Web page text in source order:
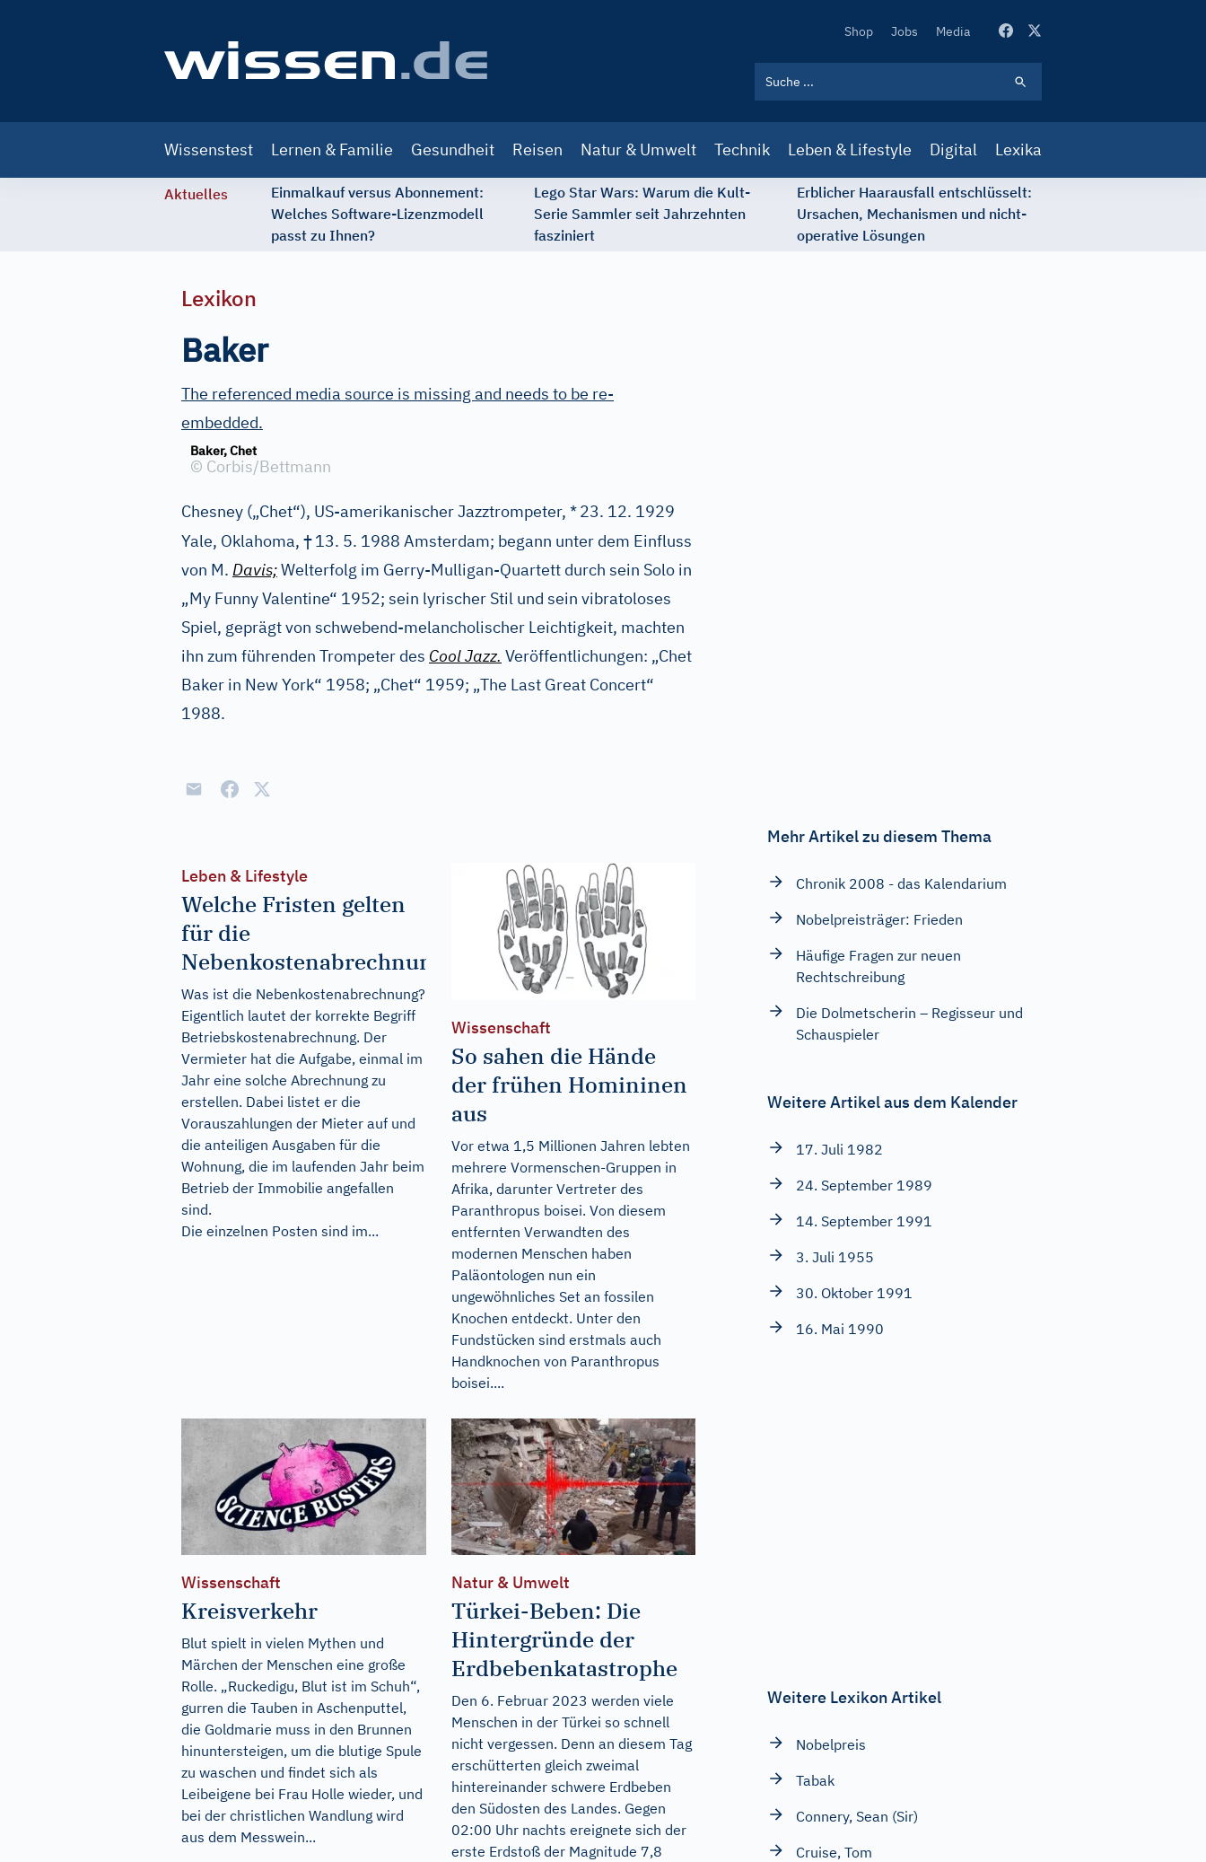
Secondary
Shop Jobs Media
navigation
Wissenstest Lernen & Familie Gesundheit Reisen Natur & Umwelt Technik Leben & Lifestyle Digital Lexika
Aktuelles
Einmalkauf versus Abonnement:
Welches Software-Lizenzmodell
passt zu Ihnen?
Lego Star Wars: Warum die Kult-
Serie Sammler seit Jahrzehnten
fasziniert
Erblicher Haarausfall entschlüsselt:
Ursachen, Mechanismen und nicht-
operative Lösungen
Lexikon
Baker
The referenced media source is missing and needs to be re-
embedded.
Baker, Chet
© Corbis/Bettmann
Chesney („Chet“), US-amerikanischer Jazztrompeter, *23. 12. 1929
Yale, Oklahoma, †13. 5. 1988 Amsterdam; begann unter dem Einfluss
von M. Davis;Welterfolg im Gerry-Mulligan-Quartett durch sein Solo in
„My Funny Valentine“ 1952; sein lyrischer Stil und sein vibratoloses
Spiel, geprägt von schwebend-melancholischer Leichtigkeit, machten
ihn zum führenden Trompeter des Cool Jazz. Veröffentlichungen: „Chet
Baker in New York“ 1958; „Chet“ 1959; „The Last Great Concert“
1988.
Leben & Lifestyle
Welche Fristen gelten
für die
Nebenkostenabrechnung?
Was ist die Nebenkostenabrechnung?
Eigentlich lautet der korrekte Begriff
Betriebskostenabrechnung. Der
Vermieter hat die Aufgabe, einmal im
Jahr eine solche Abrechnung zu
erstellen. Dabei listet er die
Vorauszahlungen der Mieter auf und
die anteiligen Ausgaben für die
Wohnung, die im laufenden Jahr beim
Betrieb der Immobilie angefallen
sind.
Die einzelnen Posten sind im...
Wissenschaft
So sahen die Hände
der frühen Homininen
aus
Vor etwa 1,5 Millionen Jahren lebten
mehrere Vormenschen-Gruppen in
Afrika, darunter Vertreter des
Paranthropus boisei. Von diesem
entfernten Verwandten des
modernen Menschen haben
Paläontologen nun ein
ungewöhnliches Set an fossilen
Knochen entdeckt. Unter den
Fundstücken sind erstmals auch
Handknochen von Paranthropus
boisei....
Wissenschaft
Kreisverkehr
Blut spielt in vielen Mythen und
Märchen der Menschen eine große
Rolle. „Ruckedigu, Blut ist im Schuh“,
gurren die Tauben in Aschenputtel,
die Goldmarie muss in den Brunnen
hinuntersteigen, um die blutige Spule
zu waschen und findet sich als
Leibeigene bei Frau Holle wieder, und
bei der christlichen Wandlung wird
aus dem Messwein...
Natur & Umwelt
Türkei-Beben: Die
Hintergründe der
Erdbebenkatastrophe
Den 6. Februar 2023 werden viele
Menschen in der Türkei so schnell
nicht vergessen. Denn an diesem Tag
erschütterten gleich zweimal
hintereinander schwere Erdbeben
den Südosten des Landes. Gegen
02:00 Uhr nachts ereignete sich der
erste Erdstoß der Magnitude 7,8
Mehr Artikel zu diesem Thema
Chronik 2008 - das Kalendarium
Nobelpreisträger: Frieden
Häufige Fragen zur neuen
Rechtschreibung
Die Dolmetscherin – Regisseur und
Schauspieler
Weitere Artikel aus dem Kalender
17. Juli 1982
24. September 1989
14. September 1991
3. Juli 1955
30. Oktober 1991
16. Mai 1990
Weitere Lexikon Artikel
Nobelpreis
Tabak
Connery, Sean (Sir)
Cruise, Tom